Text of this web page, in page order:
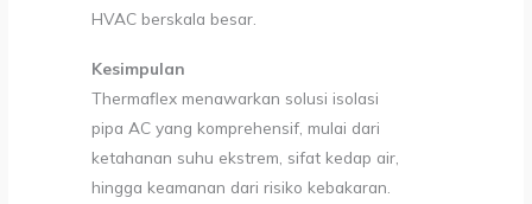
HVAC berskala besar.
Kesimpulan
Thermaflex menawarkan solusi isolasi
pipa AC yang komprehensif, mulai dari
ketahanan suhu ekstrem, sifat kedap air,
hingga keamanan dari risiko kebakaran.